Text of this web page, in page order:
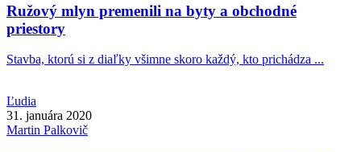
Ružový mlyn premenili na byty a obchodné
priestory
Stavba, ktorú si z diaľky všimne skoro každý, kto prichádza ...
Ľudia
31. januára 2020
Martin Palkovič